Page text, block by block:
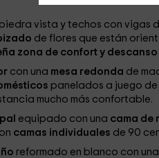
vista y techos con vigas
de flores que están
zona de confort y descanso
con una mesa redonda de
panelados a juego de
mucho más confortable.
equipado con una cama de
camas individuales de 90
reformado en blanco con una